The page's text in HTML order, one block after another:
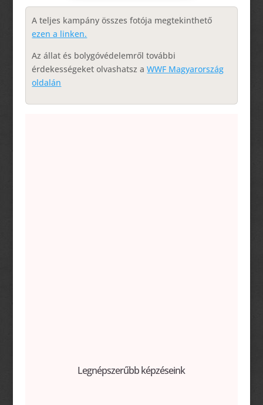
A teljes kampány összes fotója megtekinthető
ezen a linken.
Az állat és bolygóvédelemről további
érdekességeket olvashatsz aWWF Magyarország
oldalán
Legnépszerűbb képzéseink